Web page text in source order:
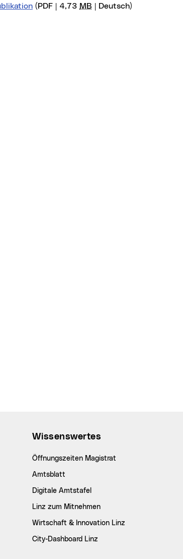
(PDF | 4,73 MB | Deutsch)
Wissenswertes
Öffnungszeiten Magistrat
Amtsblatt
Digitale Amtstafel
Linz zum Mitnehmen
Wirtschaft & Innovation Linz
City-Dashboard Linz